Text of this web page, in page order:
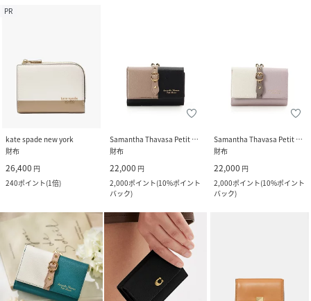
PR
kate spade new york
財布
26,400 円
240ポイント(1倍)
Samantha Thavasa Petit Choice
財布
22,000 円
2,000ポイント(10%ポイント
バック)
Samantha Thavasa Petit Choice
財布
22,000 円
2,000ポイント(10%ポイント
バック)